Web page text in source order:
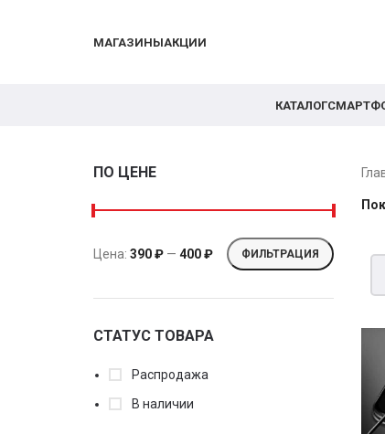
МАГАЗИНЫАКЦИИ
КАТАЛОГ
ПО ЦЕНЕ
ФИЛЬТРАЦИЯ
Цена: 390 ₽ — 400 ₽
СТАТУС ТОВАРА
Распродажа
В наличии